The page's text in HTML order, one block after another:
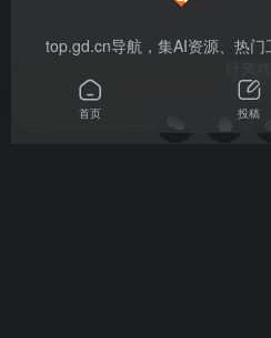
top.gd.cn导航，集AI资源、热
首页 投稿